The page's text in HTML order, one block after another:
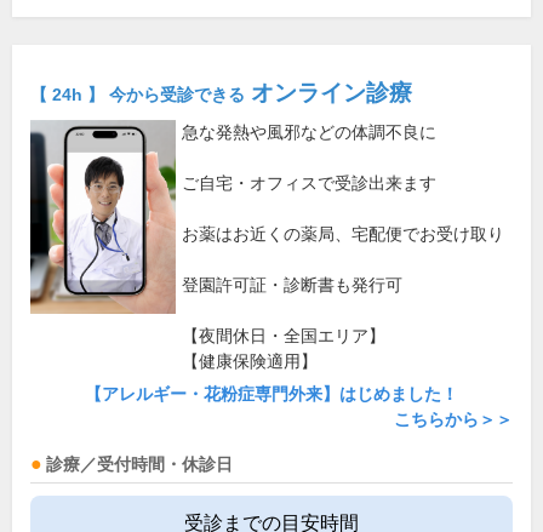
【 24h 】 今から受診できる オンライン診療
急な発熱や風邪などの体調不良に
ご自宅・オフィスで受診出来ます
お薬はお近くの薬局、宅配便でお受け取り
登園許可証・診断書も発行可
【夜間休日・全国エリア】
【健康保険適用】
【アレルギー・花粉症専門外来】はじめました！
こちらから＞＞
診療／受付時間・休診日
受診までの目安時間